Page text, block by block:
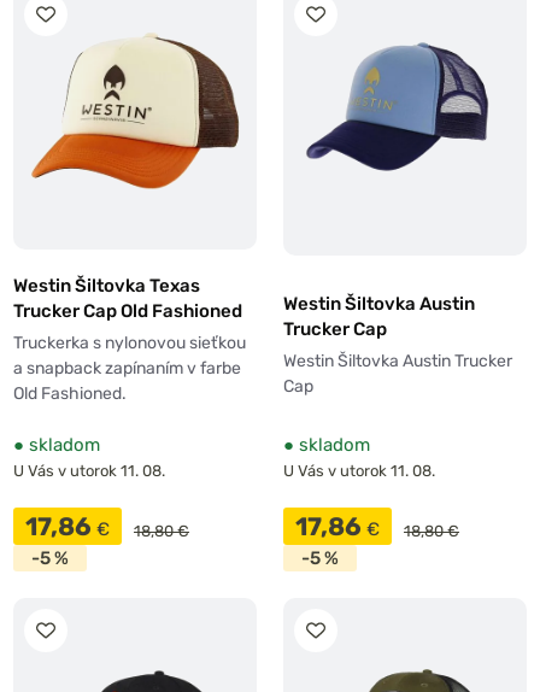
Westin Šiltovka Texas
Trucker Cap Old Fashioned
Truckerka s nylonovou sieťkou
a snapback zapínaním v farbe
Old Fashioned.
● skladom
U Vás v utorok 11. 08.
17,86 € 18,80 €
-5 %
Westin Šiltovka Austin
Trucker Cap
Westin Šiltovka Austin Trucker
Cap
● skladom
U Vás v utorok 11. 08.
17,86 € 18,80 €
-5 %